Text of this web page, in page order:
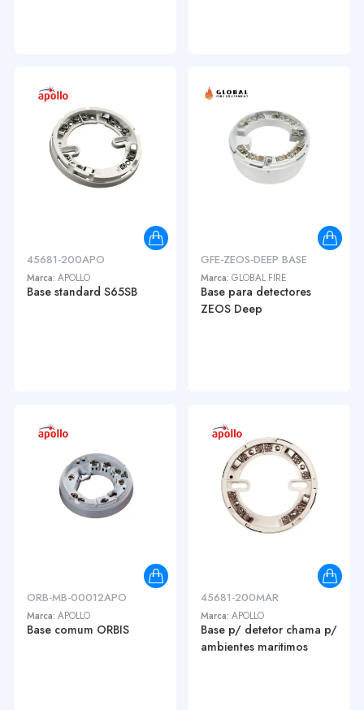
45681-200APO
Marca: APOLLO
Base standard S65SB
GFE-ZEOS-DEEP BASE
Marca: GLOBAL FIRE
Base para detectores
ZEOS Deep
ORB-MB-00012APO
Marca: APOLLO
Base comum ORBIS
45681-200MAR
Marca: APOLLO
Base p/ detetor chama p/
ambientes maritimos